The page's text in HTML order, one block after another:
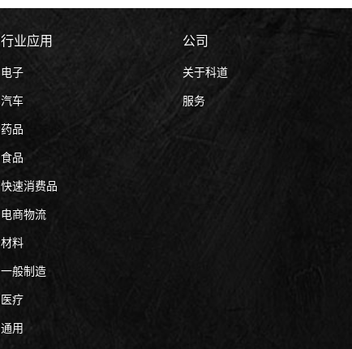
行业应用
电子
汽车
药品
食品
快速消费品
电商物流
材料
一般制造
医疗
通用
公司
关于科道
服务